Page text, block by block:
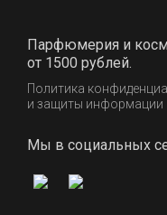
Парфюмерия и
от 1500 рублей.
Политика
и защиты информации
Мы в социальных